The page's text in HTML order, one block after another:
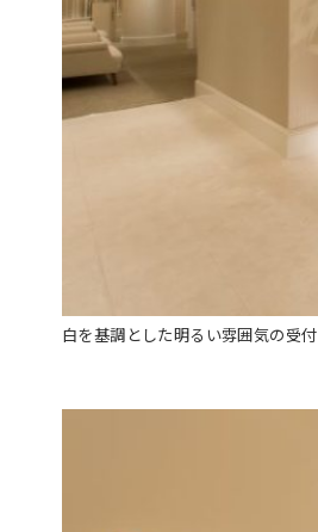
白を基調とした明るい雰囲気の受付